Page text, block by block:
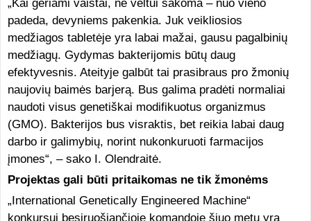
„Kai geriami vaistai, ne veltui sakoma – nuo vieno
padeda, devyniems pakenkia. Juk veikliosios
medžiagos tabletėje yra labai mažai, gausu pagalbinių
medžiagų. Gydymas bakterijomis būtų daug
efektyvesnis. Ateityje galbūt tai prasibraus pro žmonių
naujovių baimės barjerą. Bus galima pradėti normaliai
naudoti visus genetiškai modifikuotus organizmus
(GMO). Bakterijos bus visraktis, bet reikia labai daug
darbo ir galimybių, norint nukonkuruoti farmacijos
įmones“, – sako I. Olendraitė.
Projektas gali būti pritaikomas ne tik žmonėms
„International Genetically Engineered Machine“
konkursui besiruošiančioje komandoje šiuo metu yra